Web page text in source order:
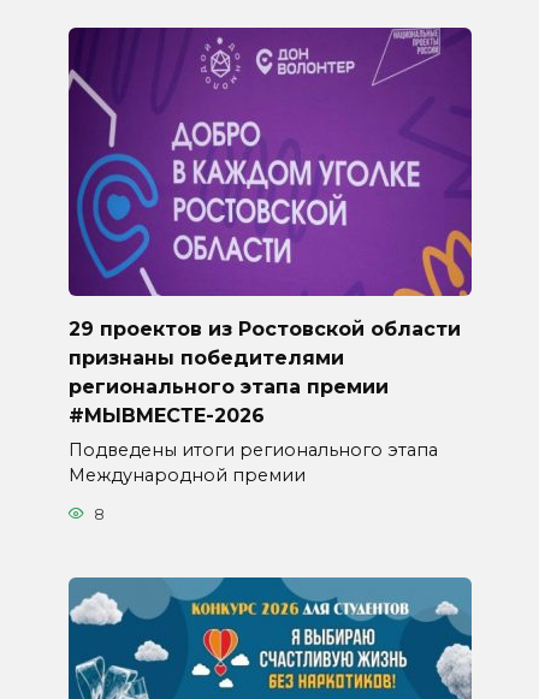
29 проектов из Ростовской области
признаны победителями
регионального этапа премии
#МЫВМЕСТЕ-2026
Подведены итоги регионального этапа
Международной премии
8